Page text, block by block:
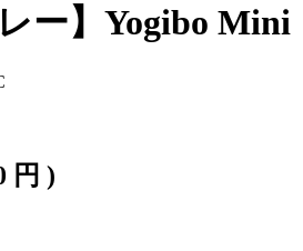
ー】Yogibo
円 )